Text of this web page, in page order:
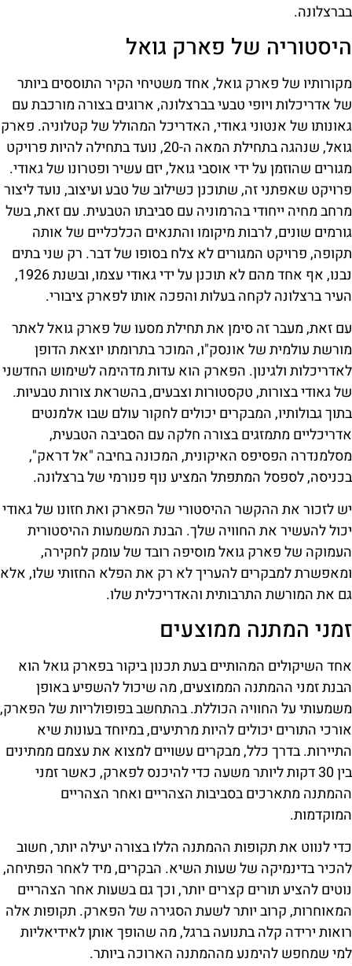
בברצלונה.
היסטוריה של פארק גואל
מקורותיו של פארק גואל, אחד משטיחי הקיר התוססים ביותר
של אדריכלות ויופי טבעי בברצלונה, ארוגים בצורה מורכבת עם
גאונותו של אנטוני גאודי, האדריכל המהולל של קטלוניה. פארק
גואל, שנהגה בתחילת המאה ה-20, נועד בתחילה להיות פרויקט
מגורים שהוזמן על ידי אוסבי גואל, יזם עשיר ופטרונו של גאודי.
פרויקט שאפתני זה, שתוכנן כשילוב של טבע ועיצוב, נועד ליצור
מרחב מחיה ייחודי בהרמוניה עם סביבתו הטבעית. עם זאת, בשל
גורמים שונים, לרבות מיקומו והתנאים הכלכליים של אותה
תקופה, פרויקט המגורים לא צלח בסופו של דבר. רק שני בתים
נבנו, אף אחד מהם לא תוכנן על ידי גאודי עצמו, ובשנת 1926,
העיר ברצלונה לקחה בעלות והפכה אותו לפארק ציבורי.
עם זאת, מעבר זה סימן את תחילת מסעו של פארק גואל לאתר
מורשת עולמית של אונסק"ו, המוכר בתרומתו יוצאת הדופן
לאדריכלות ולגינון. הפארק הוא עדות מדהימה לשימוש החדשני
של גאודי בצורות, טקסטורות וצבעים, בהשראת צורות טבעיות.
בתוך גבולותיו, המבקרים יכולים לחקור עולם שבו אלמנטים
אדריכליים מתמזגים בצורה חלקה עם הסביבה הטבעית,
מסלמנדרה הפסיפס האיקונית, המכונה בחיבה "אל דראק",
בכניסה, לספסל המתפתל המציע נוף פנורמי של ברצלונה.
יש לזכור את ההקשר ההיסטורי של הפארק ואת חזונו של גאודי
יכול להעשיר את החוויה שלך. הבנת המשמעות ההיסטורית
העמוקה של פארק גואל מוסיפה רובד של עומק לחקירה,
ומאפשרת למבקרים להעריך לא רק את הפלא החזותי שלו, אלא
גם את המורשת התרבותית והאדריכלית שלו.
זמני המתנה ממוצעים
אחד השיקולים המהותיים בעת תכנון ביקור בפארק גואל הוא
הבנת זמני ההמתנה הממוצעים, מה שיכול להשפיע באופן
משמעותי על החוויה הכוללת. בהתחשב בפופולריות של הפארק,
אורכי התורים יכולים להיות מרתיעים, במיוחד בעונות שיא
התיירות. בדרך כלל, מבקרים עשויים למצוא את עצמם ממתינים
בין 30 דקות ליותר משעה כדי להיכנס לפארק, כאשר זמני
ההמתנה מתארכים בסביבות הצהריים ואחר הצהריים
המוקדמות.
כדי לנווט את תקופות ההמתנה הללו בצורה יעילה יותר, חשוב
להכיר בדינמיקה של שעות השיא. הבקרים, מיד לאחר הפתיחה,
נוטים להציע תורים קצרים יותר, וכך גם בשעות אחר הצהריים
המאוחרות, קרוב יותר לשעת הסגירה של הפארק. תקופות אלה
רואות ירידה קלה בתנועה ברגל, מה שהופך אותן לאידיאליות
למי שמחפש להימנע מההמתנה הארוכה ביותר.